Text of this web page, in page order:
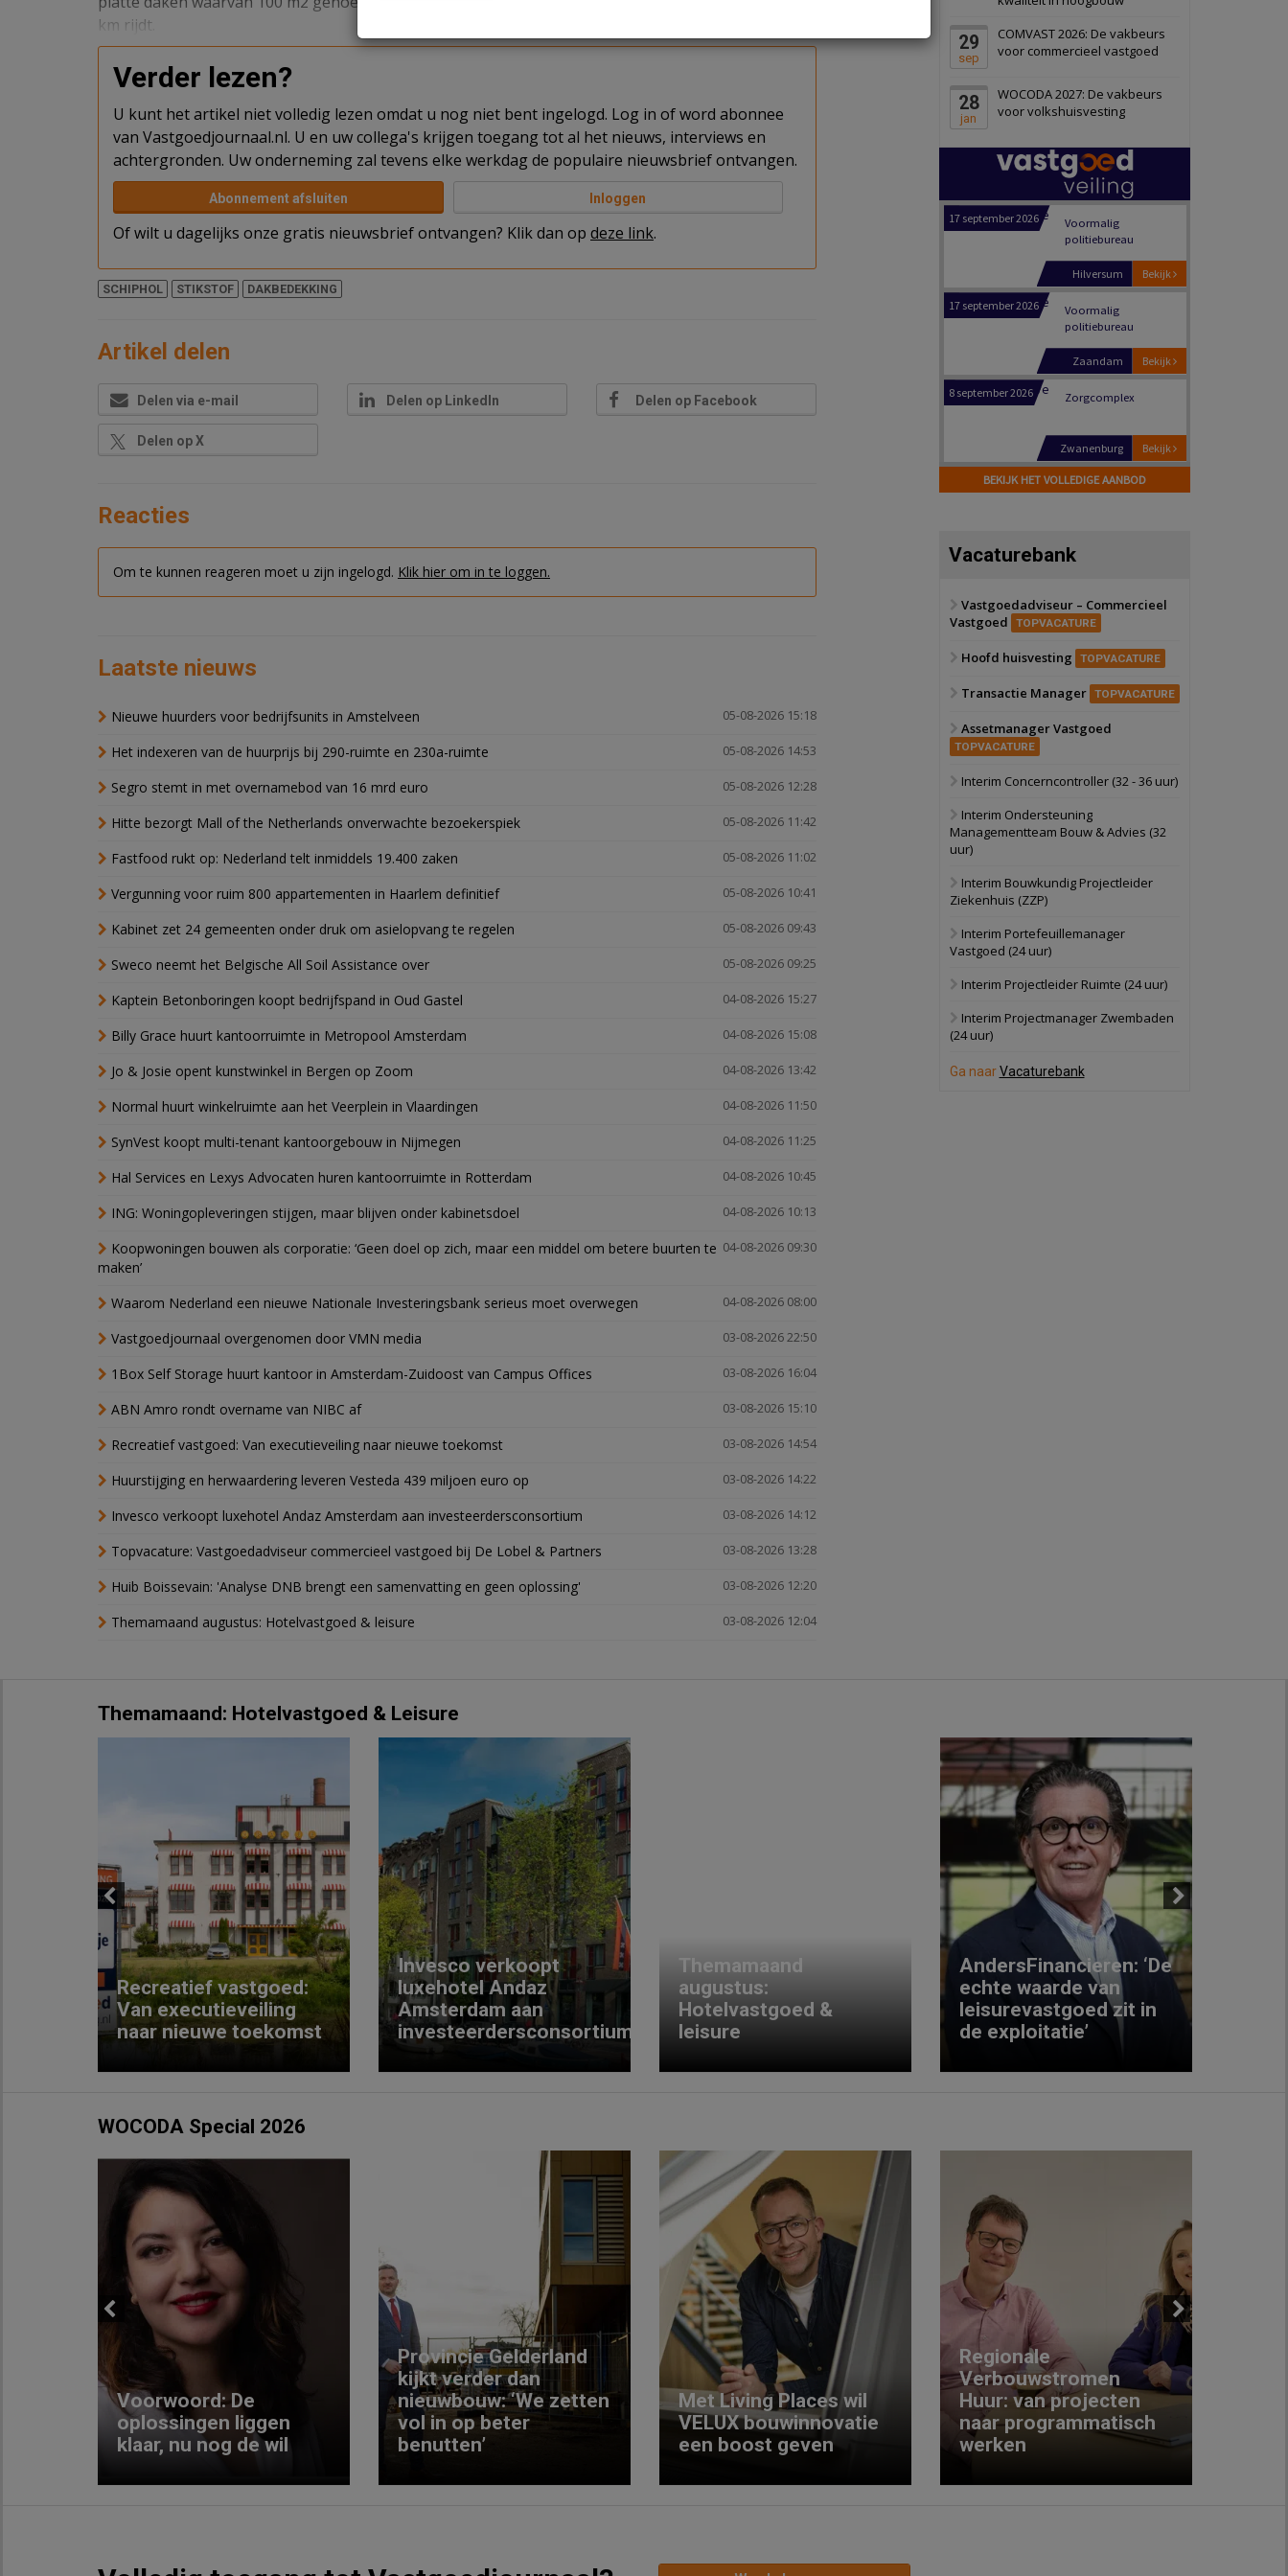
km rijdt.
Verder lezen?
U kunt het artikel niet volledig lezen omdat u nog niet bent ingelogd. Log in of word abonnee
van Vastgoedjournaal.nl. U en uw collega's krijgen toegang tot al het nieuws, interviews en
achtergronden. Uw onderneming zal tevens elke werkdag de populaire nieuwsbrief ontvangen.
Abonnement afsluiten Inloggen
Of wilt u dagelijks onze gratis nieuwsbrief ontvangen? Klik dan op deze link.
SCHIPHOL STIKSTOF DAKBEDEKKING
Artikel delen
Delen via e-mail Delen op LinkedIn Delen op Facebook
Delen op X
Reacties
Om te kunnen reageren moet u zijn ingelogd. Klik hier om in te loggen.
Laatste nieuws
05-08-2026 15:18
Nieuwe huurders voor bedrijfsunits in Amstelveen
05-08-2026 14:53
Het indexeren van de huurprijs bij 290-ruimte en 230a-ruimte
05-08-2026 12:28
Segro stemt in met overnamebod van 16 mrd euro
05-08-2026 11:42
Hitte bezorgt Mall of the Netherlands onverwachte bezoekerspiek
05-08-2026 11:02
Fastfood rukt op: Nederland telt inmiddels 19.400 zaken
05-08-2026 10:41
Vergunning voor ruim 800 appartementen in Haarlem definitief
05-08-2026 09:43
Kabinet zet 24 gemeenten onder druk om asielopvang te regelen
05-08-2026 09:25
Sweco neemt het Belgische All Soil Assistance over
04-08-2026 15:27
Kaptein Betonboringen koopt bedrijfspand in Oud Gastel
04-08-2026 15:08
Billy Grace huurt kantoorruimte in Metropool Amsterdam
04-08-2026 13:42
Jo & Josie opent kunstwinkel in Bergen op Zoom
04-08-2026 11:50
Normal huurt winkelruimte aan het Veerplein in Vlaardingen
04-08-2026 11:25
SynVest koopt multi-tenant kantoorgebouw in Nijmegen
04-08-2026 10:45
Hal Services en Lexys Advocaten huren kantoorruimte in Rotterdam
04-08-2026 10:13
ING: Woningopleveringen stijgen, maar blijven onder kabinetsdoel
04-08-2026 09:30
Koopwoningen bouwen als corporatie: ‘Geen doel op zich, maar een middel om betere buurten te
maken’
04-08-2026 08:00
Waarom Nederland een nieuwe Nationale Investeringsbank serieus moet overwegen
03-08-2026 22:50
Vastgoedjournaal overgenomen door VMN media
03-08-2026 16:04
1Box Self Storage huurt kantoor in Amsterdam-Zuidoost van Campus Offices
03-08-2026 15:10
ABN Amro rondt overname van NIBC af
03-08-2026 14:54
Recreatief vastgoed: Van executieveiling naar nieuwe toekomst
03-08-2026 14:22
Huurstijging en herwaardering leveren Vesteda 439 miljoen euro op
03-08-2026 14:12
Invesco verkoopt luxehotel Andaz Amsterdam aan investeerdersconsortium
03-08-2026 13:28
Topvacature: Vastgoedadviseur commercieel vastgoed bij De Lobel & Partners
03-08-2026 12:20
Huib Boissevain: 'Analyse DNB brengt een samenvatting en geen oplossing'
03-08-2026 12:04
Themamaand augustus: Hotelvastgoed & leisure
29
sep
COMVAST 2026: De vakbeurs
voor commercieel vastgoed
28
jan
WOCODA 2027: De vakbeurs
voor volkshuisvesting
Panheel
17 september 2026
Voormalig
Bekijk
Dordrecht
17 september 2026
politiebureau
Hilversum
17 september 2026
Voormalig
politiebureau
Bekijk
Zaandam
8 september 2026 Zorgcomplex
Bekijk
Zwanenburg
6 oktober 2026 Transformatieobject
Bekijk
Schiedam
22 september 2026 Attractiepark
Schuinesloot
27 augustus 2026 Binnenvaartschip
17 september 2026
17 september 2026
Voormalig
Bekijk
Hilversum
politiebureau
BEKIJK HET VOLLEDIGE AANBOD
Vacaturebank
Vastgoedadviseur – Commercieel
Vastgoed
TOPVACATURE
Hoofd huisvesting TOPVACATURE
Transactie Manager TOPVACATURE
Assetmanager Vastgoed
TOPVACATURE
Interim Concerncontroller (32 - 36 uur)
Interim Ondersteuning
Managementteam Bouw & Advies (32
uur)
Interim Bouwkundig Projectleider
Ziekenhuis (ZZP)
Interim Portefeuillemanager
Vastgoed (24 uur)
Interim Projectleider Ruimte (24 uur)
Interim Projectmanager Zwembaden
(24 uur)
Ga naarVacaturebank
Themamaand: Hotelvastgoed & Leisure
Previous
Recreatief vastgoed:
Van executieveiling
naar nieuwe toekomst
Invesco verkoopt
luxehotel Andaz
Amsterdam aan
investeerdersconsortium
Themamaand
augustus:
Hotelvastgoed &
leisure
AndersFinancieren: ‘De
echte waarde van
leisurevastgoed zit in
de exploitatie’
Next
WOCODA Special 2026
Previous
Voorwoord: De
oplossingen liggen
klaar, nu nog de wil
Provincie Gelderland
kijkt verder dan
nieuwbouw: ‘We zetten
vol in op beter
benutten’
Met Living Places wil
VELUX bouwinnovatie
een boost geven
Regionale
Verbouwstromen
Huur: van projecten
naar programmatisch
werken
Next